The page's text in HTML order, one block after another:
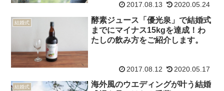
2017.08.13 2020.05.24
結婚式
酵素ジュース「優光泉」で結婚式
までにマイナス15kgを達成！わ
たしの飲み方をご紹介します。
2017.08.12 2020.05.17
結婚式
海外風のウエディングが叶う結婚